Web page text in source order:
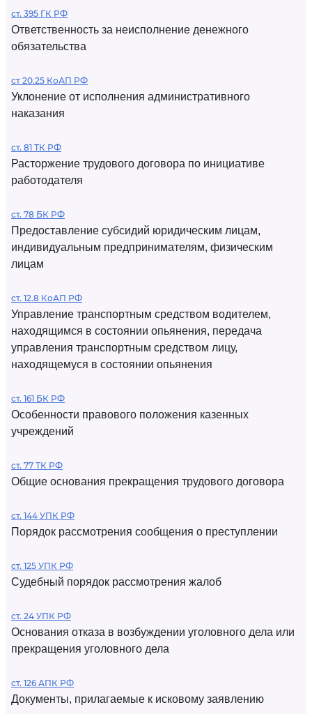
ст. 395 ГК РФ
Ответственность за неисполнение денежного
обязательства
ст 20.25 КоАП РФ
Уклонение от исполнения административного
наказания
ст. 81 ТК РФ
Расторжение трудового договора по инициативе
работодателя
ст. 78 БК РФ
Предоставление субсидий юридическим лицам,
индивидуальным предпринимателям, физическим
лицам
ст. 12.8 КоАП РФ
Управление транспортным средством водителем,
находящимся в состоянии опьянения, передача
управления транспортным средством лицу,
находящемуся в состоянии опьянения
ст. 161 БК РФ
Особенности правового положения казенных
учреждений
ст. 77 ТК РФ
Общие основания прекращения трудового договора
ст. 144 УПК РФ
Порядок рассмотрения сообщения о преступлении
ст. 125 УПК РФ
Судебный порядок рассмотрения жалоб
ст. 24 УПК РФ
Основания отказа в возбуждении уголовного дела или
прекращения уголовного дела
ст. 126 АПК РФ
Документы, прилагаемые к исковому заявлению